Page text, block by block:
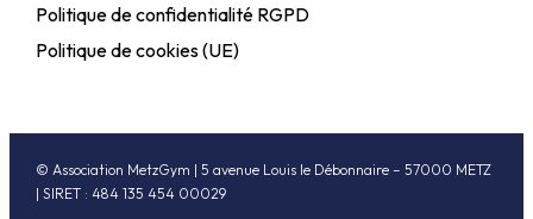
Politique de confidentialité RGPD
Politique de cookies (UE)
© Association MetzGym | 5 avenue Louis le Débonnaire – 57000 METZ
| SIRET : 484 135 454 00029